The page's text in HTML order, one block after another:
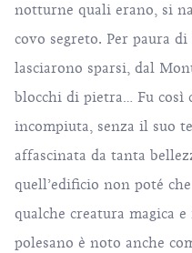
notturne quali erano, si
covo segreto. Per paura
lasciarono sparsi, dal
blocchi di pietra… Fu così
incompiuta, senza il suo
affascinata da tanta
quell’edificio non poté
qualche creatura magica
polesano è noto anche